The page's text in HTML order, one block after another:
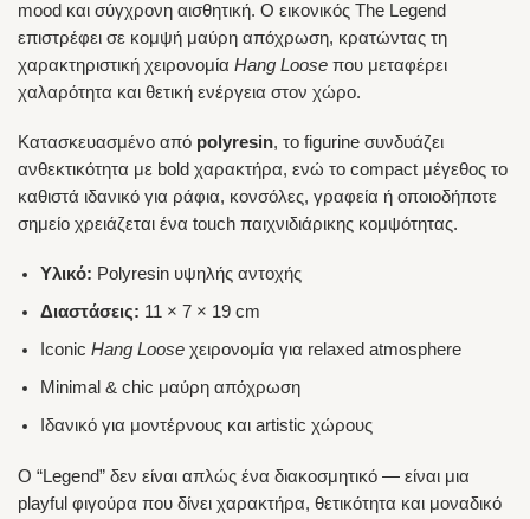
mood και σύγχρονη αισθητική. Ο εικονικός The Legend
επιστρέφει σε κομψή μαύρη απόχρωση, κρατώντας τη
χαρακτηριστική χειρονομία Hang Loose που μεταφέρει
χαλαρότητα και θετική ενέργεια στον χώρο.
Κατασκευασμένο από polyresin, το figurine συνδυάζει
ανθεκτικότητα με bold χαρακτήρα, ενώ το compact μέγεθος το
καθιστά ιδανικό για ράφια, κονσόλες, γραφεία ή οποιοδήποτε
σημείο χρειάζεται ένα touch παιχνιδιάρικης κομψότητας.
Υλικό: Polyresin υψηλής αντοχής
Διαστάσεις: 11 × 7 × 19 cm
IconicHang Loose χειρονομία για relaxed atmosphere
Minimal & chic μαύρη απόχρωση
Ιδανικό για μοντέρνους και artistic χώρους
Ο “Legend” δεν είναι απλώς ένα διακοσμητικό — είναι μια
playful φιγούρα που δίνει χαρακτήρα, θετικότητα και μοναδικό